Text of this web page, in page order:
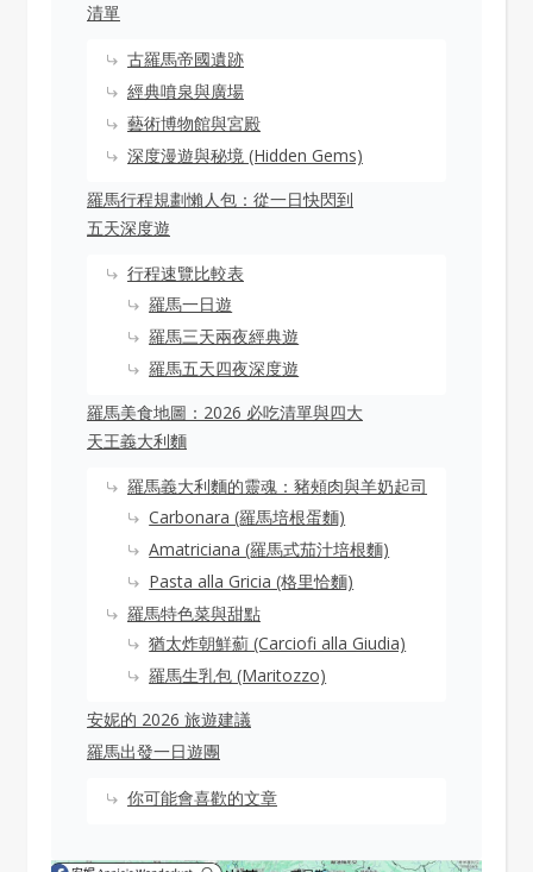
清單
古羅馬帝國遺跡
經典噴泉與廣場
藝術博物館與宮殿
深度漫遊與秘境 (Hidden Gems)
羅馬行程規劃懶人包：從一日快閃到
五天深度遊
行程速覽比較表
羅馬一日遊
羅馬三天兩夜經典遊
羅馬五天四夜深度遊
羅馬美食地圖：2026 必吃清單與四大
天王義大利麵
羅馬義大利麵的靈魂：豬頰肉與羊奶起司
Carbonara (羅馬培根蛋麵)
Amatriciana (羅馬式茄汁培根麵)
Pasta alla Gricia (格里恰麵)
羅馬特色菜與甜點
猶太炸朝鮮薊 (Carciofi alla Giudia)
羅馬生乳包 (Maritozzo)
安妮的 2026 旅遊建議
羅馬出發一日遊團
你可能會喜歡的文章